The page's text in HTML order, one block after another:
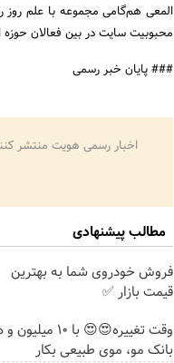
المعی هم‌گامی مجموعه با علم
محبوبیت سایت در بین فعالان حوزه
### پایان خبر رسمی
اخبار رسمی هویت منتشر
مطالب پیشنهادی
فروش خودروی شما به بهترین
قیمت بازار ✅
وقت تغییره😍😍 با 10
بانک مو، موی طبیعی بکار